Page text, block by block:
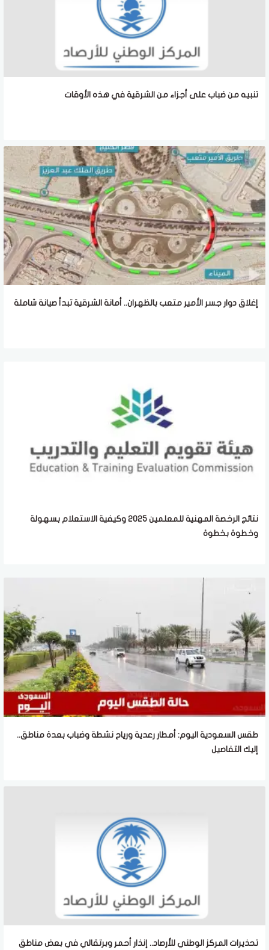
تنبيه من ضباب على أجزاء من الشرقية في هذه الأوقات
إغلاق دوار جسر الأمير متعب بالظهران.. أمانة الشرقية تبدأ صيانة شاملة
نتائج الرخصة المهنية للمعلمين 2025 وكيفية الاستعلام بسهولة
وخطوة بخطوة
طقس السعودية اليوم: أمطار رعدية ورياح نشطة وضباب بعدة مناطق..
إليك التفاصيل
تحذيرات المركز الوطني للأرصاد.. إنذار أحمر وبرتقالي في بعض مناطق